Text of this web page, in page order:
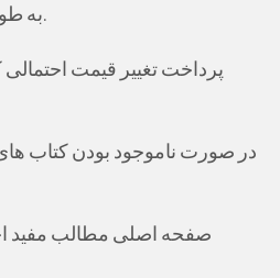
به طور مستقل آغاز کرده است.
پرداخت تغییر قیمت
در صورت ناموجود بودن کتاب
صفحه اصلی مطالب مفید